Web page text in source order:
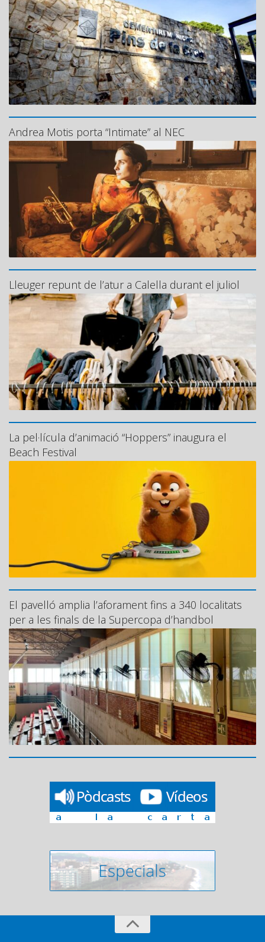
Andrea Motis porta “Intimate” al NEC
Lleuger repunt de l’atur a Calella durant el juliol
La pel·lícula d’animació “Hoppers” inaugura el
Beach Festival
El pavelló amplia l’aforament fins a 340 localitats
per a les finals de la Supercopa d’handbol